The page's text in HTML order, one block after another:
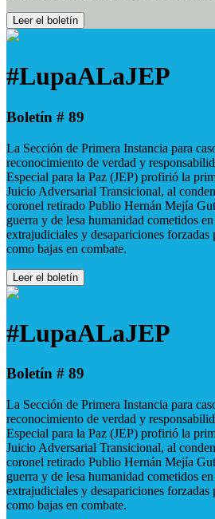
Leer el boletín
#LupaALaJEP
Boletín # 89
La Sección de Primera Instancia para
reconocimiento de verdad y
Especial para la Paz (JEP) profirió la
Juicio Adversarial Transicional, al
coronel retirado Publio Hernán Mejía
guerra y de lesa humanidad cometidos
extrajudiciales y desapariciones forzadas
como bajas en combate.
Leer el boletín
#LupaALaJEP
Boletín # 89
La Sección de Primera Instancia para
reconocimiento de verdad y
Especial para la Paz (JEP) profirió la
Juicio Adversarial Transicional, al
coronel retirado Publio Hernán Mejía
guerra y de lesa humanidad cometidos
extrajudiciales y desapariciones forzadas
como bajas en combate.